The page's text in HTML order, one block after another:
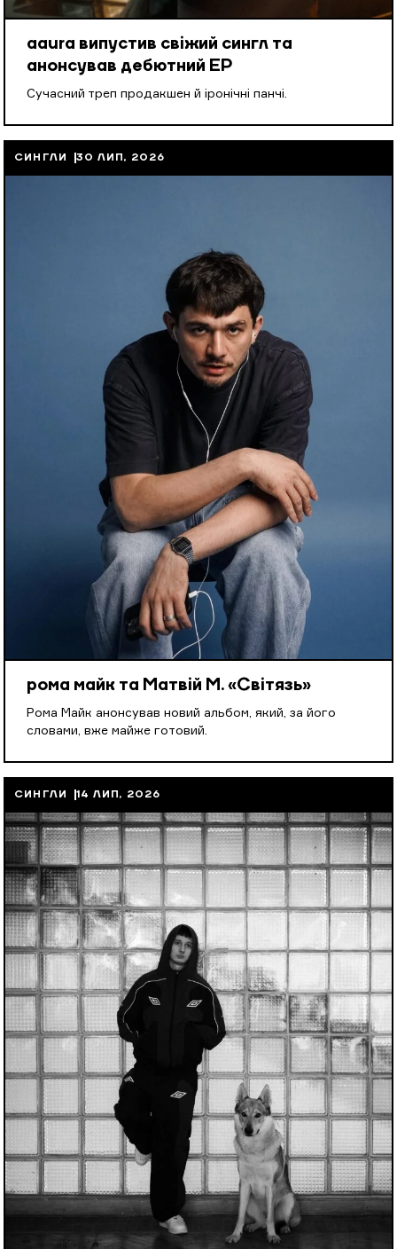
aaura випустив свіжий сингл та
анонсував дебютний EP
Cучасний треп продакшен й іронічні панчі.
СИНГЛИ 30 ЛИП, 2026
рома майк та Матвій М. «Світязь»
Рома Майк анонсував новий альбом, який, за його
словами, вже майже готовий.
СИНГЛИ 14 ЛИП, 2026